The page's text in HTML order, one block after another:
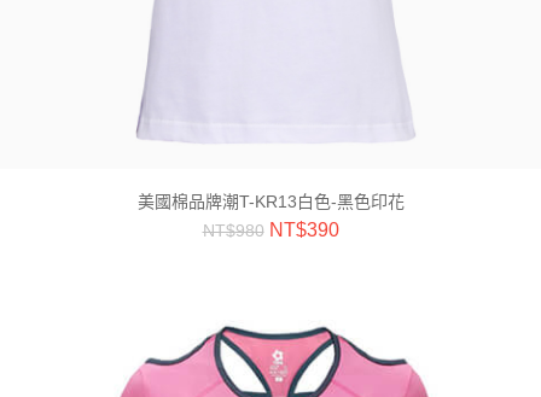
美國棉品牌潮T-KR13白色-黑色印花
NT$980 NT$390